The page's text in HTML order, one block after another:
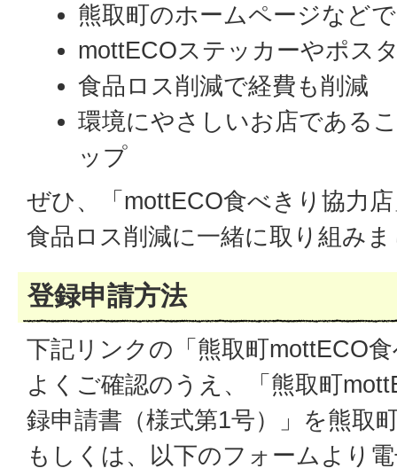
熊取町のホームページなど
mottECOステッカーやポス
食品ロス削減で経費も削減
環境にやさしいお店である
ップ
ぜひ、「mottECO食べきり協力
食品ロス削減に一緒に取り組み
登録申請方法
下記リンクの「熊取町mottECO
よくご確認のうえ、「熊取町
録申請書（様式第1号）」を熊取
もしくは、以下のフォームより